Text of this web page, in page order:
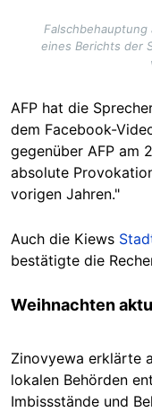
eines Berichts der
AFP hat die
dem Facebook-
gegenüber AFP am
absolute
vorigen Jahren."
Auch die Kiews
bestätigte die
Weihnachten
Zinovyewa erklärte
lokalen Behörden
Imbissstände und